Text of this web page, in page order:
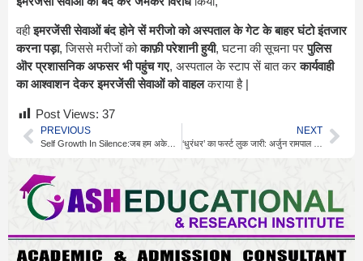
वहीइमरजेंसी सेवाओं बंद होने सें मरीजो को अस्पताल के गेट के बाहर घंटो इंतजार
करना पड़ा, जिससे मरीजों कोकाफ़ी परेशानी हुयी, घटना की सूचना परपुलिस
ऒर प्रशासनिक अफसर भी पहुंच गए, अस्पताल के स्टाप सें बात करकार्यवाही
का आश्वाशन देकर इमरजेंसी सेवाओं को वाहलकराया है |
Post Views: 37
PREVIOUS
Self Growth In Silence:जब हम अकेले होते हैं,तो हम खुद को समझ पाते हैं।
NEXT